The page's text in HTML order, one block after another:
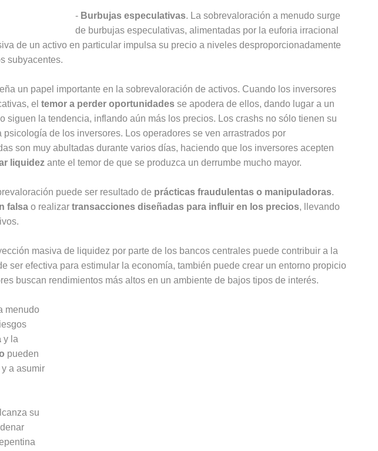
- Burbujas especulativas. La sobrevaloración a menudo surge
de burbujas especulativas, alimentadas por la euforia irracional
de un activo en particular impulsa su precio a niveles desproporcionadamente
subyacentes.
un papel importante en la sobrevaloración de activos. Cuando los inversores
el temor a perder oportunidadesse apodera de ellos, dando lugar a un
siguen la tendencia, inflando aún más los precios. Los crashs no sólo tienen su
de los inversores. Los operadores se ven arrastrados por
son muy abultadas durante varios días, haciendo que los inversores acepten
liquidezante el temor de que se produzca un derrumbe mucho mayor.
puede ser resultado de prácticas fraudulentas o manipuladoras.
falsao realizar transacciones diseñadas para influir en los precios, llevando
masiva de liquidez por parte de los bancos centrales puede contribuir a la
ser efectiva para estimular la economía, también puede crear un entorno propicio
buscan rendimientos más altos en un ambiente de bajos tipos de interés.
menudo
y la
pueden
a asumir
su